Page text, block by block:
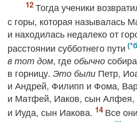
Тогда ученики
с горы, которая называлась
и находилась недалеко от
расстоянии субботнего пути
в тот дом, где обычно
в горницу. Это были Петр,
и Андрей, Филипп и Фома,
и Матфей, Иаков, сын Алфея,
и Иуда, сын Иакова.
Все